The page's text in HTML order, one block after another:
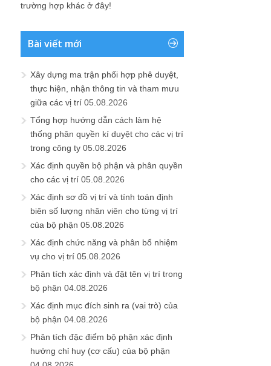
trường hợp khác ở đây!
Bài viết mới
Xây dựng ma trận phối hợp phê duyệt,
thực hiện, nhận thông tin và tham mưu
giữa các vị trí 05.08.2026
Tổng hợp hướng dẫn cách làm hệ
thống phân quyền kí duyệt cho các vị trí
trong công ty 05.08.2026
Xác định quyền bộ phận và phân quyền
cho các vị trí 05.08.2026
Xác định sơ đồ vị trí và tính toán định
biên số lượng nhân viên cho từng vị trí
của bộ phận 05.08.2026
Xác định chức năng và phân bổ nhiệm
vụ cho vị trí 05.08.2026
Phân tích xác định và đặt tên vị trí trong
bộ phận 04.08.2026
Xác định mục đích sinh ra (vai trò) của
bộ phận 04.08.2026
Phân tích đặc điểm bộ phận xác định
hướng chỉ huy (cơ cấu) của bộ phận